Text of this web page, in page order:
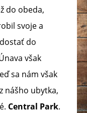
do obeda,
svoje a
do
však
sa nám však
nášho ubytka,
Central Park.